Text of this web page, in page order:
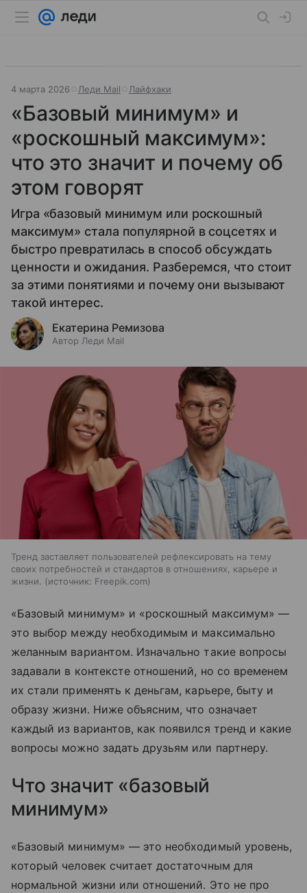
4 марта 2026 Леди Mail Лайфхаки
«Базовый минимум» и
«роскошный максимум»:
что это значит и почему об
этом говорят
Игра «базовый минимум или роскошный
максимум» стала популярной в соцсетях и
быстро превратилась в способ обсуждать
ценности и ожидания. Разберемся, что стоит
за этими понятиями и почему они вызывают
такой интерес.
Екатерина Ремизова
Автор Леди Mail
Тренд заставляет пользователей рефлексировать на тему
своих потребностей и стандартов в отношениях, карьере и
жизни.
источник: Freepik.com
«Базовый минимум» и «роскошный максимум» —
это выбор между необходимым и максимально
желанным вариантом. Изначально такие вопросы
задавали в контексте отношений, но со временем
их стали применять к деньгам, карьере, быту и
образу жизни. Ниже объясним, что означает
каждый из вариантов, как появился тренд и какие
вопросы можно задать друзьям или партнеру.
Что значит «базовый
минимум»
«Базовый минимум» — это необходимый уровень,
который человек считает достаточным для
нормальной жизни или отношений. Это не про